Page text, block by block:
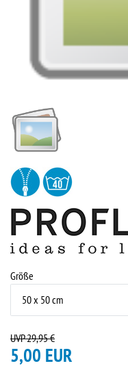
Größe
UVP 29,95 €
5,00 EUR